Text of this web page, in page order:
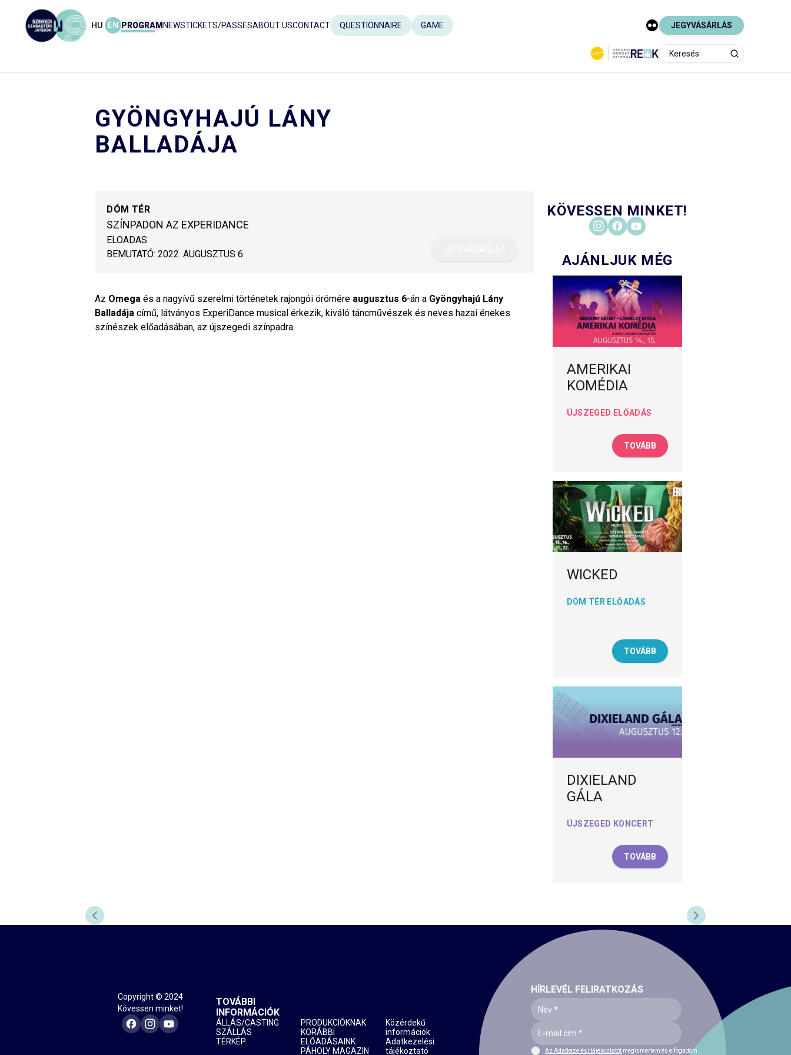
HU EN PROGRAM NEWSTICKETS/PASSESABOUT USCONTACT QUESTIONNAIRE GAME JEGYVÁSÁRLÁS
GYÖNGYHAJÚ LÁNY
BALLADÁJA
DÓM TÉR
SZÍNPADON AZ EXPERIDANCE
ELOADAS
BEMUTATÓ: 2022. AUGUSZTUS 6.
Az Omega és a nagyívű szerelmi történetek rajongói örömére augusztus 6-án a Gyöngyhajú Lány
Balladájacímű, látványos ExperiDance musical érkezik, kiváló táncművészek és neves hazai énekes
színészek előadásában, az újszegedi színpadra.
KÖVESSEN MINKET!
AJÁNLJUK MÉG
AMERIKAI
KOMÉDIA
ÚJSZEGED ELŐADÁS
TOVÁBB
WICKED
DÓM TÉR ELŐADÁS
TOVÁBB
DIXIELAND
GÁLA
ÚJSZEGED KONCERT
TOVÁBB
PREVIOUS SLIDE NEXT SLIDE
Copyright © 2024
Kövessen minket!
TOVÁBBI
INFORMÁCIÓK
ÁLLÁS/CASTING
SZÁLLÁS
TÉRKÉP
PRODUKCIÓKNAK
KORÁBBI
ELŐADÁSAINK
PÁHOLY MAGAZIN
Közérdekű
információk
Adatkezelési
tájékoztató
HÍRLEVÉL FELIRATKOZÁS
Az Adatkezelési tájékoztatót megismertem és elfogadom.